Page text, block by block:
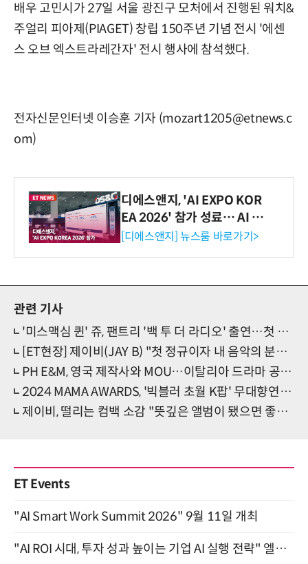
배우 고민시가 27일 서울 광진구 모처에서 진행된 워치&
주얼리 피아제(PIAGET) 창립 150주년 기념 전시 '에센
스 오브 엑스트라레간자' 전시 행사에 참석했다.
전자신문인터넷 이승훈 기자 (mozart1205@etnews.c
om)
디에스앤지, 'AI EXPO KOR
EA 2026' 참가 성료… AI 전
생애주기 아우르는 통합 솔루
[디에스앤지] 뉴스룸 바로가기>
관련 기사
'미스맥심 퀸' 쥬, 팬트리 '백 투 더 라디오' 출연…첫 리스너 게스트 등장
[ET현장] 제이비(JAY B) "첫 정규이자 내 음악의 분기점…열정적으로 활동하겠다"
PH E&M, 영국 제작사와 MOU…이탈리아 드라마 공동제작 착수
2024 MAMA AWARDS, '빅블러 초월 K팝' 무대향연 화제…'기술·스케일 넘어 공감가치 조명'
제이비, 떨리는 컴백 소감 "뜻깊은 앨범이 됐으면 좋겠다"
ET Events
"AI Smart Work Summit 2026" 9월 11일 개최
"AI ROI 시대, 투자 성과 높이는 기업 AI 실행 전략" 엘타워 6층 (9월 18일)